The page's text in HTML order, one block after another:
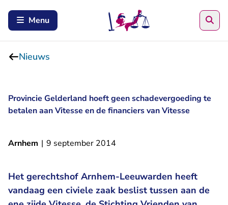
Menu
Nieuws
Provincie Gelderland hoeft geen schadevergoeding te
betalen aan Vitesse en de financiers van Vitesse
Arnhem | 9 september 2014
Het gerechtshof Arnhem-Leeuwarden heeft
vandaag een civiele zaak beslist tussen aan de